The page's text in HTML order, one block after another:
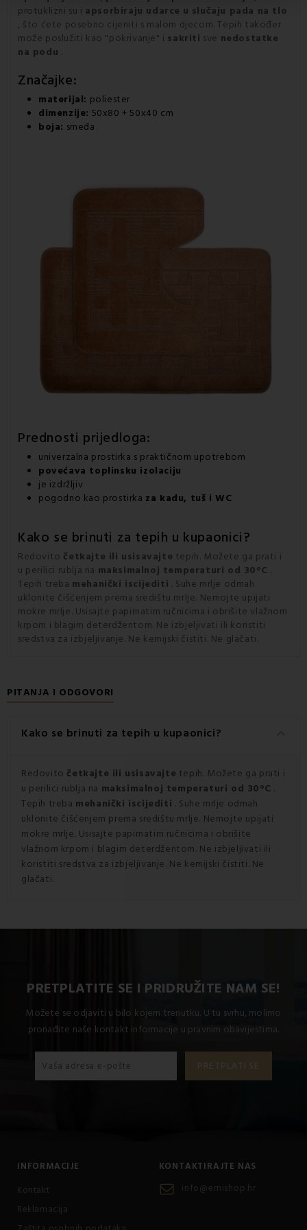
protuklizni su i apsorbiraju udarce u slučaju pada na tlo
, što ćete posebno cijeniti s malom djecom. Tepih također
može poslužiti kao "pokrivanje" i sakriti sve nedostatke
na podu .
Značajke:
materijal: poliester
dimenzije: 50x80 + 50x40 cm
boja: smeđa
Prednosti prijedloga:
univerzalna prostirka s praktičnom upotrebom
povećava toplinsku izolaciju
je izdržljiv
pogodno kao prostirka za kadu, tuš i WC
Kako se brinuti za tepih u kupaonici?
Redovito četkajte ili usisavajte tepih. Možete ga prati i
u perilici rublja na maksimalnoj temperaturi od 30°C .
Tepih treba mehanički iscijediti . Suhe mrlje odmah
uklonite čišćenjem prema središtu mrlje. Nemojte upijati
mokre mrlje. Usisajte papirnatim ručnicima i obrišite vlažnom
krpom i blagim deterdžentom. Ne izbjeljivati ili koristiti
sredstva za izbjeljivanje. Ne kemijski čistiti. Ne glačati.
PITANJA I ODGOVORI
Kako se brinuti za tepih u kupaonici? keyboard_arrow_down
Redovito četkajte ili usisavajte tepih. Možete ga prati i
u perilici rublja na maksimalnoj temperaturi od 30°C .
Tepih treba mehanički iscijediti . Suhe mrlje odmah
uklonite čišćenjem prema središtu mrlje. Nemojte upijati
mokre mrlje. Usisajte papirnatim ručnicima i obrišite
vlažnom krpom i blagim deterdžentom. Ne izbjeljivati ili
koristiti sredstva za izbjeljivanje. Ne kemijski čistiti. Ne
glačati.
PRETPLATITE SE I PRIDRUŽITE NAM SE!
Možete se odjaviti u bilo kojem trenutku. U tu svrhu, molimo
pronađite naše kontakt informacije u pravnim obavijestima.
INFORMACIJE
Kontakt
Reklamacija
KONTAKTIRAJTE NAS
info@emishop.hr